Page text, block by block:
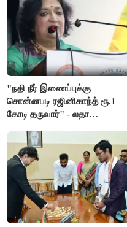
"நதி நீர் இணைப்புக்கு
சொன்னபடி ரஜினிகாந்த் ரூ.1
கோடி தருவார்" - லதா